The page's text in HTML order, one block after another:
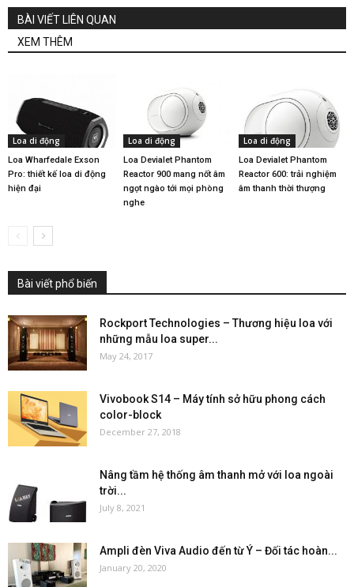
BÀI VIẾT LIÊN QUAN
XEM THÊM
Loa di động
Loa Wharfedale Exson
Pro: thiết kế loa di động
hiện đại
Loa di động
Loa Devialet Phantom
Reactor 900 mang nốt âm
ngọt ngào tới mọi phòng
nghe
Loa di động
Loa Devialet Phantom
Reactor 600: trải nghiệm
âm thanh thời thượng
Bài viết phổ biến
Rockport Technologies – Thương hiệu loa với
những mẫu loa super...
May 24, 2017
Vivobook S14 – Máy tính sở hữu phong cách
color-block
December 27, 2018
Nâng tầm hệ thống âm thanh mở với loa ngoài
trời...
July 8, 2021
Ampli đèn Viva Audio đến từ Ý – Đối tác hoàn...
January 20, 2020